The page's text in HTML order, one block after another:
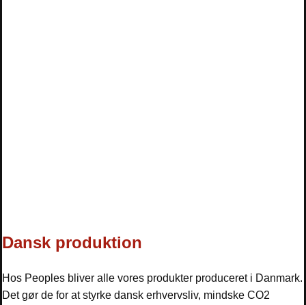
Dansk produktion
Hos Peoples bliver alle vores produkter produceret i Danmark.
Det gør de for at styrke dansk erhvervsliv, mindske CO2